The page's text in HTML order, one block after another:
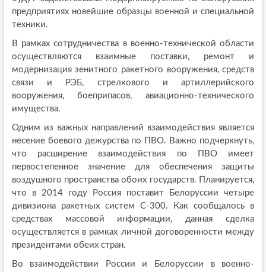
предприятиях новейшие образцы военной и специальной
техники.
В рамках сотрудничества в военно-технической области
осуществляются взаимные поставки, ремонт и
модернизация зенитного ракетного вооружения, средств
связи и РЭБ, стрелкового и артиллерийского
вооружения, боеприпасов, авиационно-технического
имущества.
Одним из важных направлений взаимодействия является
несение боевого дежурства по ПВО. Важно подчеркнуть,
что расширение взаимодействия по ПВО имеет
первостепенное значение для обеспечения защиты
воздушного пространства обоих государств. Планируется,
что в 2014 году Россия поставит Белоруссии четыре
дивизиона ракетных систем С-300. Как сообщалось в
средствах массовой информации, данная сделка
осуществляется в рамках личной договоренности между
президентами обеих стран.
Во взаимодействии России и Белоруссии в военно-